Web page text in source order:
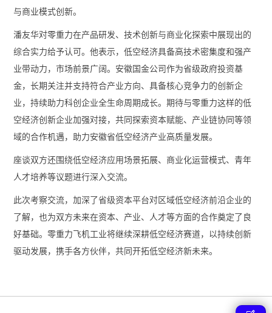
与商业模式创新。
潘友华对零重力在产品研发、技术创新与商业化探索中展现出的
综合实力给予认可。他表示，低空经济具备高技术密集度和强产
业带动力，市场前景广阔。安徽国金公司作为省级政府投资基
金，长期关注并支持符合产业方向、具备核心竞争力的创新企
业，持续助力科创企业全生命周期成长。期待与零重力这样的低
空经济创新企业加强对接，共同探索资本赋能、产业链协同等领
域的合作机遇，助力安徽省低空经济产业高质量发展。
座谈双方还围绕低空经济应用场景拓展、商业化运营模式、青年
人才培养等议题进行深入交流。
此次考察交流，加深了省级资本平台对区域低空经济前沿企业的
了解，也为双方未来在资本、产业、人才等方面的合作奠定了良
好基础。零重力飞机工业将继续深耕低空经济赛道，以持续创新
驱动发展，携手各方伙伴，共同开拓低空经济新未来。